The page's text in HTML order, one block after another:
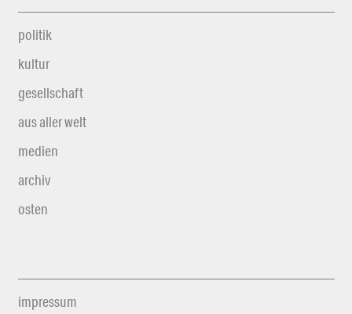
politik
kultur
gesellschaft
aus aller welt
medien
archiv
osten
impressum